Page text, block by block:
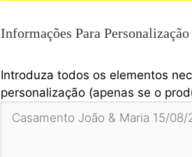
Informações Para
Introduza todos os elementos
personalização (apenas se o